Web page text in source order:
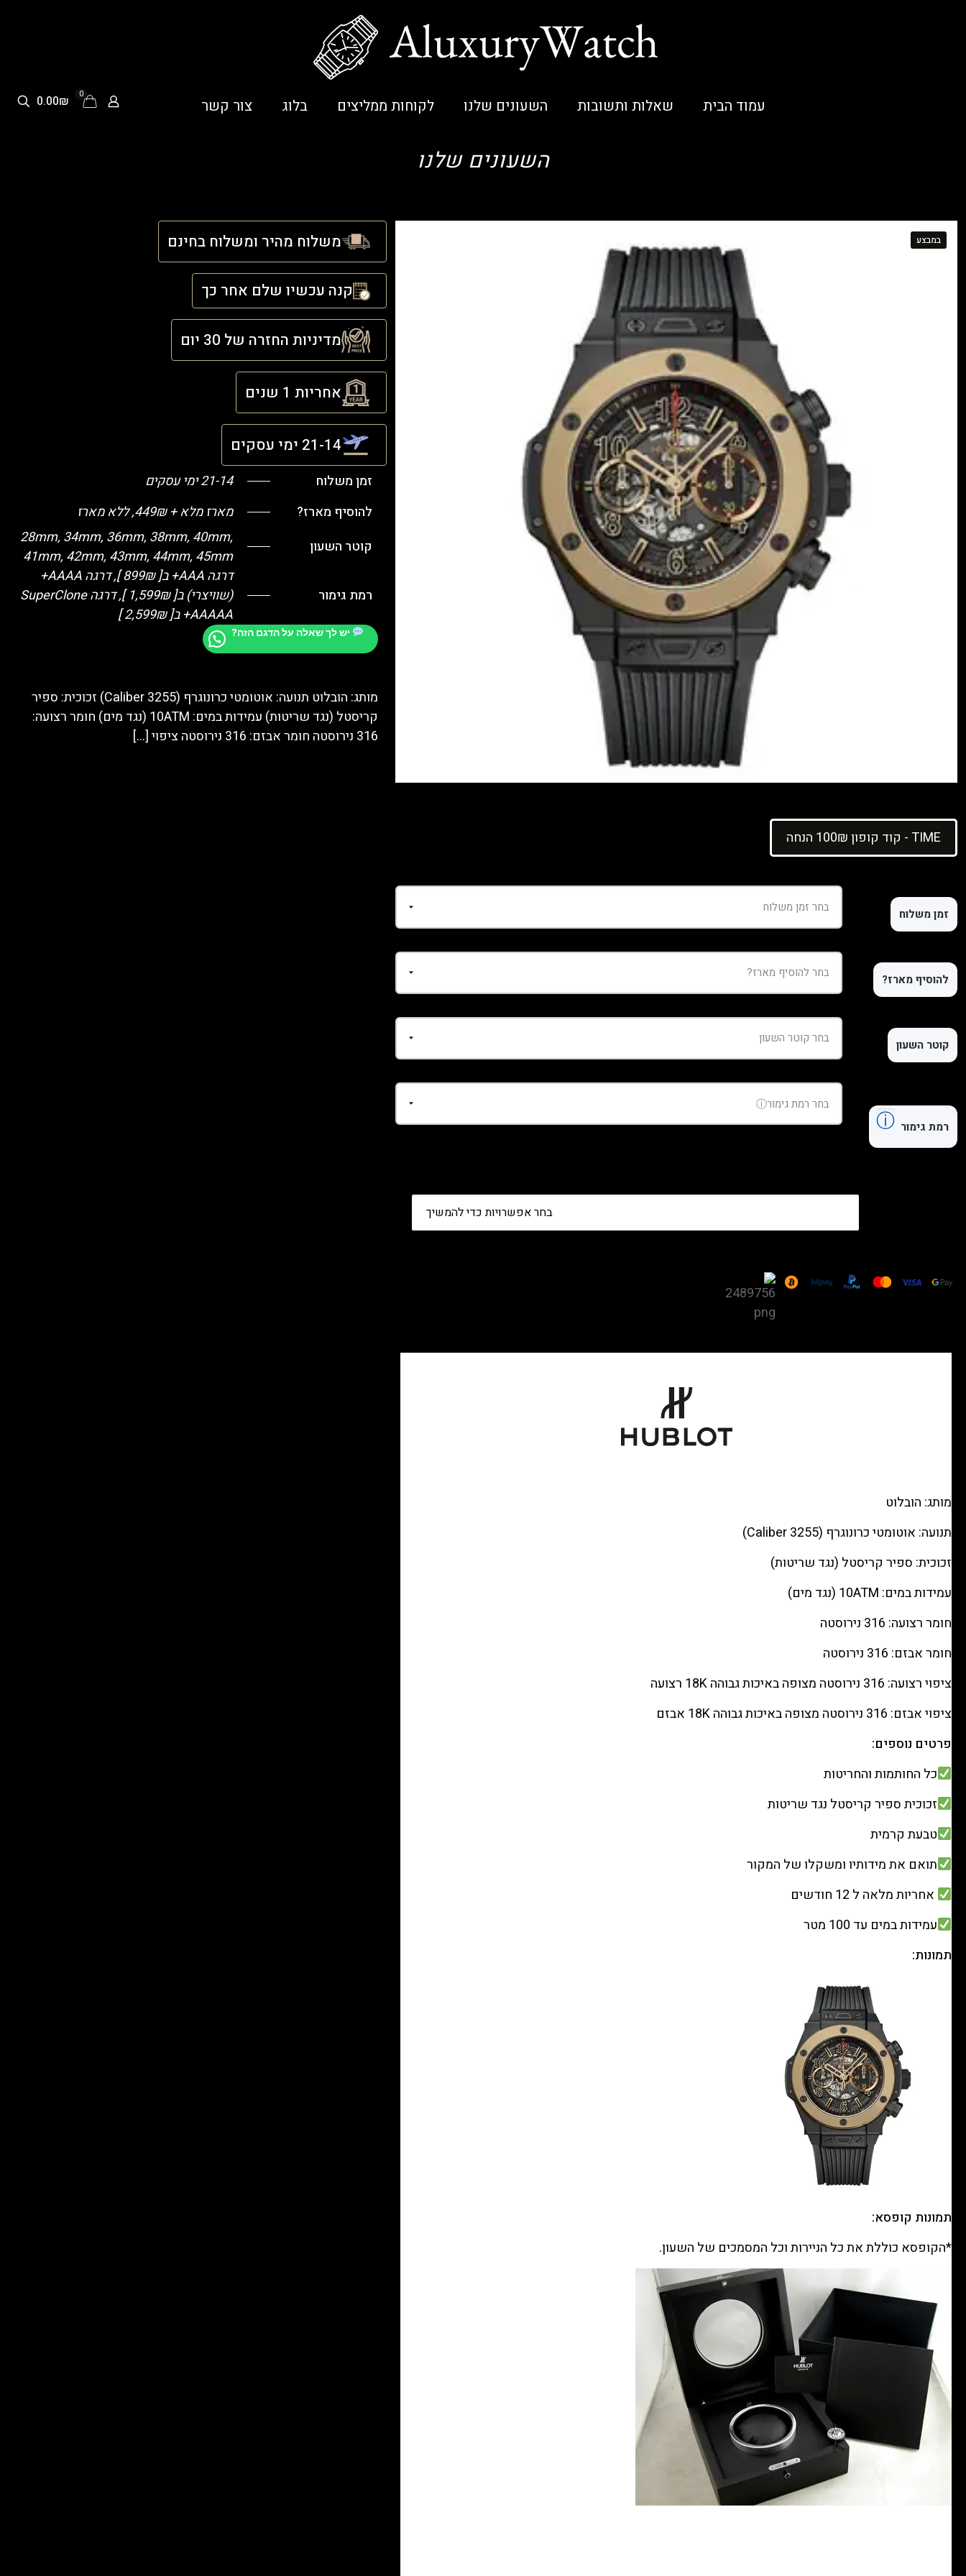
עמוד הבית שאלות ותשובות השעונים שלנו לקוחות ממליצים בלוג צור קשר
0
0.00₪
השעונים שלנו
במבצע
קוד קופון 100₪ הנחה - TIME
זמן משלוח
להוסיף מארז?
קוטר השעון
רמת גימור ⓘ
Big
Skeleton
Black
rubber
(העתק)
9880392
בחר אפשרויות כדי להמשיך
מותג: הובלוט
תנועה: אוטומטי כרונוגרף (Caliber 3255)
זכוכית: ספיר קריסטל (נגד שריטות)
עמידות במים: 10ATM (נגד מים)
חומר רצועה: 316 נירוסטה
חומר אבזם: 316 נירוסטה
ציפוי רצועה: 316 נירוסטה מצופה באיכות גבוהה 18K רצועה
ציפוי אבזם: 316 נירוסטה מצופה באיכות גבוהה 18K אבזם
פרטים נוספים:
כל החותמות והחריטות
זכוכית ספיר קריסטל נגד שריטות
טבעת קרמית
תואם את מידותיו ומשקלו של המקור
אחריות מלאה ל 12 חודשים
עמידות במים עד 100 מטר
תמונות:
תמונות קופסא:
*הקופסא כוללת את כל הניירות וכל המסמכים של השעון.
משלוח מהיר ומשלוח בחינם
קנה עכשיו שלם אחר כך
מדיניות החזרה של 30 יום
אחריות 1 שנים
21-14 ימי עסקים
זמן משלוח
21-14 ימי עסקים
להוסיף מארז?
מארז מלא + 449₪, ללא מארז
קוטר השעון
28mm, 34mm, 36mm, 38mm, 40mm,
41mm, 42mm, 43mm, 44mm, 45mm
רמת גימור
דרגה AAA+ ב[ 899₪ ], דרגה AAAA+
(שוויצרי) ב[ 1,599₪ ], דרגה SuperClone
+AAAAA ב[ 2,599₪ ]
יש לך שאלה על הדגם הזה?
מותג: הובלוט תנועה: אוטומטי כרונוגרף (Caliber 3255) זכוכית: ספיר
קריסטל (נגד שריטות) עמידות במים: 10ATM (נגד מים) חומר רצועה:
316 נירוסטה חומר אבזם: 316 נירוסטה ציפוי
[…]